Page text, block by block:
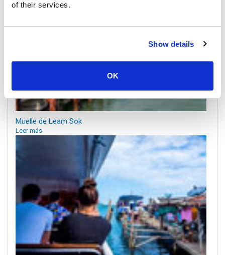
of their services.
Show details
OK
Muelle de Leam Sok
Leer más